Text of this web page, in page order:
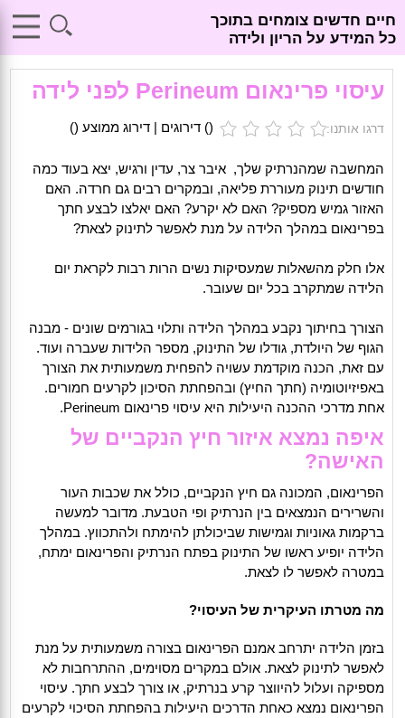
חיים חדשים צומחים בתוכך
כל המידע על הריון ולידה
עיסוי פרינאום Perineum לפני לידה
דרגו אותנו: () דירוגים | דירוג ממוצע ()
המחשבה שמהנרתיק שלך, איבר צר, עדין ורגיש, יצא בעוד כמה
חודשים תינוק מעוררת פליאה, ובמקרים רבים גם חרדה. האם
האזור גמיש מספיק? האם לא יקרע? האם יאלצו לבצע חתך
בפרינאום במהלך הלידה על מנת לאפשר לתינוק לצאת?
אלו חלק מהשאלות שמעסיקות נשים הרות רבות לקראת יום
הלידה שמתקרב בכל יום שעובר.
הצורך בחיתוך נקבע במהלך הלידה ותלוי בגורמים שונים - מבנה
הגוף של היולדת, גודלו של התינוק, מספר הלידות שעברה ועוד.
עם זאת, הכנה מוקדמת עשויה להפחית משמעותית את הצורך
באפיזיוטומיה (חתך החיץ) ובהפחתת הסיכון לקרעים חמורים.
אחת מדרכי ההכנה היעילות היא עיסוי פרינאום Perineum.
איפה נמצא איזור חיץ הנקביים של
האישה?
הפרינאום, המכונה גם חיץ הנקביים, כולל את שכבות העור
והשרירים הנמצאים בין הנרתיק ופי הטבעת. מדובר למעשה
ברקמות גאוניות וגמישות שביכולתן להימתח ולהתכווץ. במהלך
הלידה יופיע ראשו של התינוק בפתח הנרתיק והפרינאום ימתח,
במטרה לאפשר לו לצאת.
מה מטרתו העיקרית של העיסוי?
בזמן הלידה יתרחב אמנם הפרינאום בצורה משמעותית על מנת
לאפשר לתינוק לצאת. אולם במקרים מסוימים, ההתרחבות לא
מספיקה ועלול להיווצר קרע בנרתיק, או צורך לבצע חתך. עיסוי
הפרינאום נמצא כאחת הדרכים היעילות בהפחתת הסיכוי לקרעים